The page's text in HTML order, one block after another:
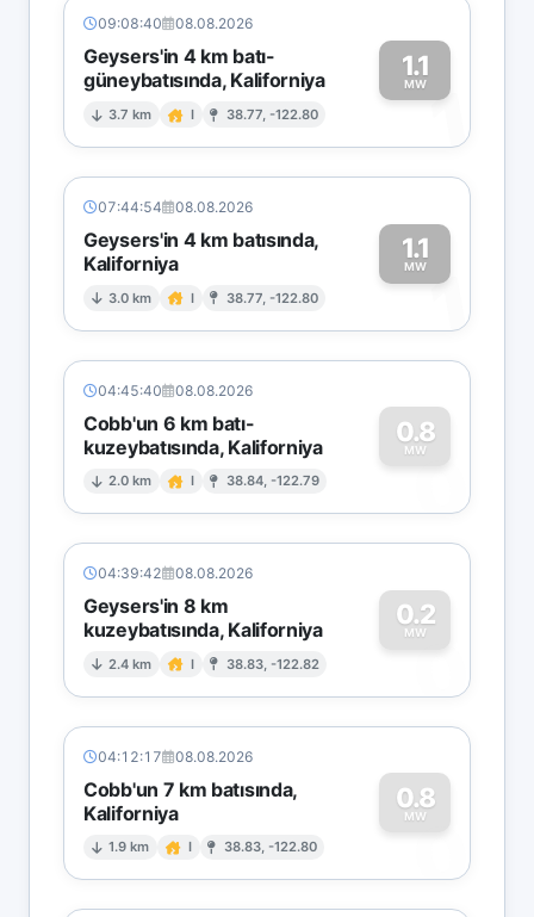
09:08:40 08.08.2026
Geysers'in 4 km batı-
güneybatısında, Kaliforniya
3.7 km I 38.77, -122.80
1.1
MW1
07:44:54 08.08.2026
Geysers'in 4 km batısında,
Kaliforniya
3.0 km I 38.77, -122.80
1.1
MW1
04:45:40 08.08.2026
Cobb'un 6 km batı-
kuzeybatısında, Kaliforniya
2.0 km I 38.84, -122.79
0.8
MW
0
04:39:42 08.08.2026
Geysers'in 8 km
kuzeybatısında, Kaliforniya
2.4 km I 38.83, -122.82
0.2
MW
0
04:12:17 08.08.2026
Cobb'un 7 km batısında,
Kaliforniya
1.9 km I 38.83, -122.80
0.8
MW
0